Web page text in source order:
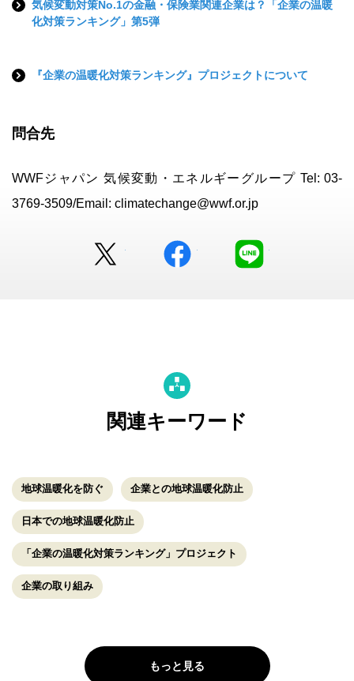
気候変動対策No.1の金融・保険業関連企業は？「企業の温暖
化対策ランキング」第5弾
『企業の温暖化対策ランキング』プロジェクトについて
問合先
WWFジャパン 気候変動・エネルギーグループ Tel: 03-
3769-3509/Email: climatechange@wwf.or.jp
facebook
関連キーワード
地球温暖化を防ぐ 企業との地球温暖化防止
日本での地球温暖化防止
「企業の温暖化対策ランキング」プロジェクト
企業の取り組み
もっと見る